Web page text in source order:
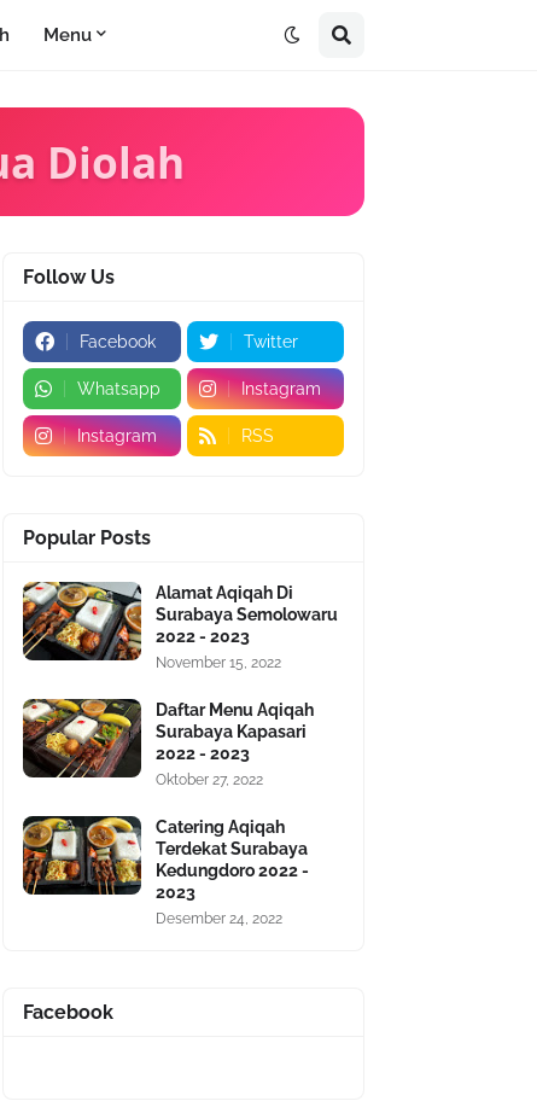
Menu
Diolah
Follow Us
Facebook Twitter
Whatsapp Instagram
Instagram RSS
Popular Posts
Alamat Aqiqah Di
Surabaya Semolowaru
2022 - 2023
November 15, 2022
Daftar Menu Aqiqah
Surabaya Kapasari
2022 - 2023
Oktober 27, 2022
Catering Aqiqah
Terdekat Surabaya
Kedungdoro 2022 -
2023
Desember 24, 2022
Facebook